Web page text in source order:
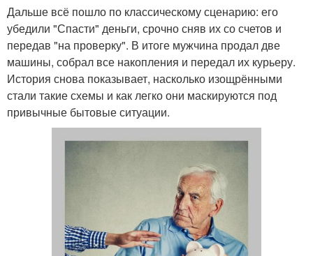
Дальше всё пошло по классическому сценарию: его
убедили "Спасти" деньги, срочно сняв их со счетов и
передав "на проверку". В итоге мужчина продал две
машины, собрал все накопления и передал их курьеру.
История снова показывает, насколько изощрёнными
стали такие схемы и как легко они маскируются под
привычные бытовые ситуации.